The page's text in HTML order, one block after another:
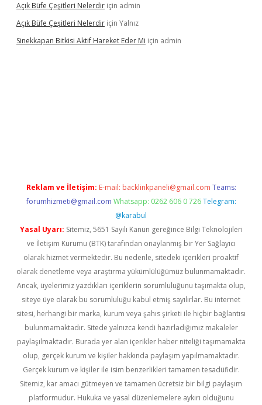
Açık Büfe Çeşitleri Nelerdir için admin
Açık Büfe Çeşitleri Nelerdir için Yalnız
Sinekkapan Bitkisi Aktif Hareket Eder Mi için admin
Reklam ve İletişim: E-mail: backlinkpaneli@gmail.com Teams:
forumhizmeti@gmail.com Whatsapp: 0262 606 0 726 Telegram:
@karabul
Yasal Uyarı: Sitemiz, 5651 Sayılı Kanun gereğince Bilgi Teknolojileri
ve İletişim Kurumu (BTK) tarafından onaylanmış bir Yer Sağlayıcı
olarak hizmet vermektedir. Bu nedenle, sitedeki içerikleri proaktif
olarak denetleme veya araştırma yükümlülüğümüz bulunmamaktadır.
Ancak, üyelerimiz yazdıkları içeriklerin sorumluluğunu taşımakta olup,
siteye üye olarak bu sorumluluğu kabul etmiş sayılırlar. Bu internet
sitesi, herhangi bir marka, kurum veya şahıs şirketi ile hiçbir bağlantısı
bulunmamaktadır. Sitede yalnızca kendi hazırladığımız makaleler
paylaşılmaktadır. Burada yer alan içerikler haber niteliği taşımamakta
olup, gerçek kurum ve kişiler hakkında paylaşım yapılmamaktadır.
Gerçek kurum ve kişiler ile isim benzerlikleri tamamen tesadüfidir.
Sitemiz, kar amacı gütmeyen ve tamamen ücretsiz bir bilgi paylaşım
platformudur. Hukuka ve yasal düzenlemelere aykırı olduğunu